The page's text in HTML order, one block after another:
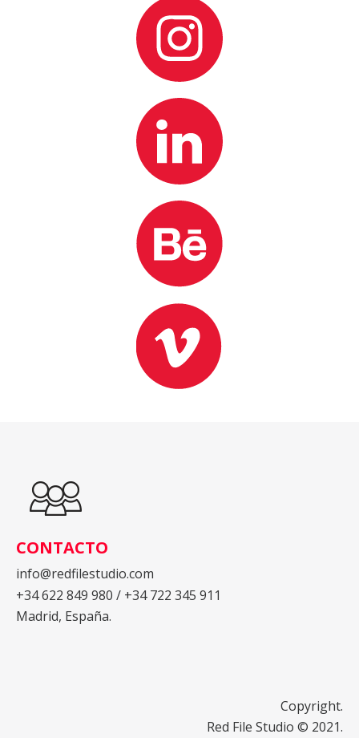
CONTACTO
info@redfilestudio.com
+34 622 849 980 / +34 722 345 911
Madrid, España.
Copyright.
Red File Studio © 2021.